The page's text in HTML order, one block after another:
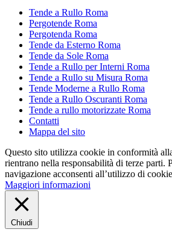
Tende a Rullo Roma
Pergotende Roma
Pergotenda Roma
Tende da Esterno Roma
Tende da Sole Roma
Tende a Rullo per Interni Roma
Tende a Rullo su Misura Roma
Tende Moderne a Rullo Roma
Tende a Rullo Oscuranti Roma
Tende a rullo motorizzate Roma
Contatti
Mappa del sito
Questo sito utilizza cookie in conformità
rientrano nella responsabilità di terze parti.
navigazione acconsenti all’utilizzo di
Maggiori informazioni
Chiudi